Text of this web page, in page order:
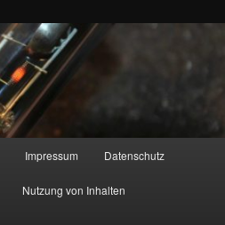
Impressum Datenschutz
Nutzung von Inhalten